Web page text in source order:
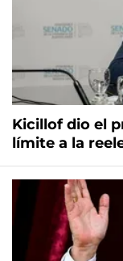
Kicillof dio el
límite a la